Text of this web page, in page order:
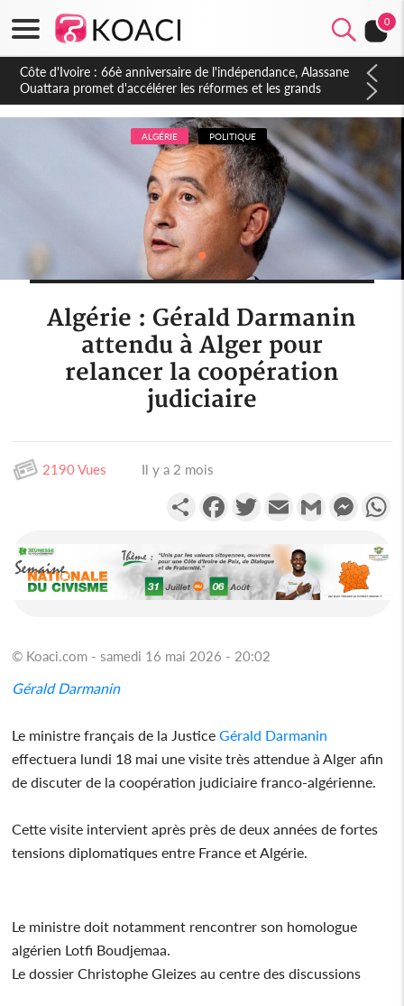
0
Côte d'Ivoire : À Abidjan, Amadou Oury Bah admire le modèle
ivoirien et veut s'en inspirer pour accélérer le développement
de la Guinée
ALGÉRIE POLITIQUE
Algérie : Gérald Darmanin
attendu à Alger pour
relancer la coopération
judiciaire
2190 Vues Il y a 2 mois
PartagerFacebookTwitterEmail Gmail
© Koaci.com - samedi 16 mai 2026 - 20:02
Gérald Darmanin
Le ministre français de la JusticeGérald Darmanin
effectuera lundi 18 mai une visite très attendue à Alger afin
de discuter de la coopération judiciaire franco-algérienne.
Cette visite intervient après près de deux années de fortes
tensions diplomatiques entre France et Algérie.
Le ministre doit notamment rencontrer son homologue
algérien Lotfi Boudjemaa.
Le dossier Christophe Gleizes au centre des discussions